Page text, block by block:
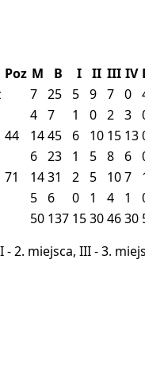
Poz M B I II III IV
7 25 5 9 7 0
4 7 1 0 2 3
44 1445 6 10 15 13
6 23 1 5 8 6
71 1431 2 5 107
5 6 0 1 4 1
50 137 15304630
- 2. miejsca, III - 3.